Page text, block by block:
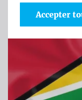
Accepter